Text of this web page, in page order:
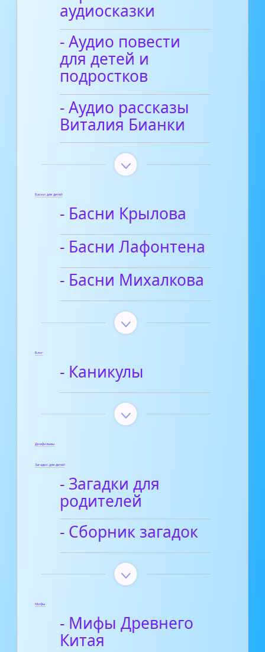
аудиосказки
- Аудио повести
для детей и
подростков
- Аудио рассказы
Виталия Бианки
Басни для детей
- Басни Крылова
- Басни Лафонтена
- Басни Михалкова
Блог
- Каникулы
Диафильмы
Загадки для детей
- Загадки для
родителей
- Сборник загадок
Мифы
- Мифы Древнего
Китая